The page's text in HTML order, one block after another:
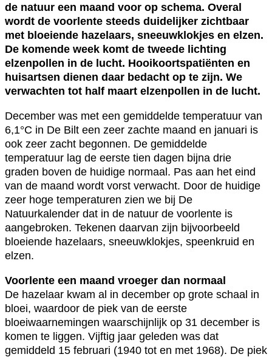
de natuur een maand voor op schema. Overal
wordt de voorlente steeds duidelijker zichtbaar
met bloeiende hazelaars, sneeuwklokjes en elzen.
De komende week komt de tweede lichting
elzenpollen in de lucht. Hooikoortspatiënten en
huisartsen dienen daar bedacht op te zijn. We
verwachten tot half maart elzenpollen in de lucht.
December was met een gemiddelde temperatuur van
6,1°C in De Bilt een zeer zachte maand en januari is
ook zeer zacht begonnen. De gemiddelde
temperatuur lag de eerste tien dagen bijna drie
graden boven de huidige normaal. Pas aan het eind
van de maand wordt vorst verwacht. Door de huidige
zeer hoge temperaturen zien we bij De
Natuurkalender dat in de natuur de voorlente is
aangebroken. Tekenen daarvan zijn bijvoorbeeld
bloeiende hazelaars, sneeuwklokjes, speenkruid en
elzen.
Voorlente een maand vroeger dan normaal
De hazelaar kwam al in december op grote schaal in
bloei, waardoor de piek van de eerste
bloeiwaarnemingen waarschijnlijk op 31 december is
komen te liggen. Vijftig jaar geleden was dat
gemiddeld 15 februari (1940 tot en met 1968). De piek